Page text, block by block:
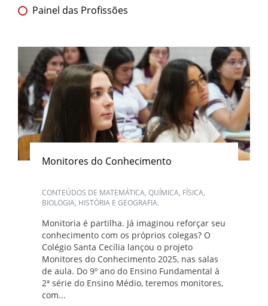
Painel das Profissões
Monitores do Conhecimento
CONTEÚDOS DE MATEMÁTICA, QUÍMICA, FÍSICA,
BIOLOGIA, HISTÓRIA E GEOGRAFIA.
Monitoria é partilha. Já imaginou reforçar seu
conhecimento com os próprios colegas? O
Colégio Santa Cecília lançou o projeto
Monitores do Conhecimento 2025, nas salas
de aula. Do 9º ano do Ensino Fundamental à
2ª série do Ensino Médio, teremos monitores,
com...